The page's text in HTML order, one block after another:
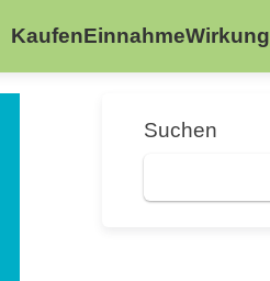
KaufenEinnahmeWirkung
Suchen